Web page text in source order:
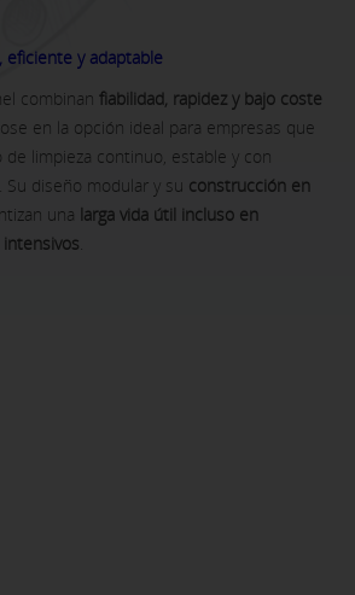
y adaptable
combinan fiabilidad, rapidez y bajo coste
en la opción ideal para empresas que
limpieza continuo, estable y con
diseño modular y su construcción en
una larga vida útil incluso en
.